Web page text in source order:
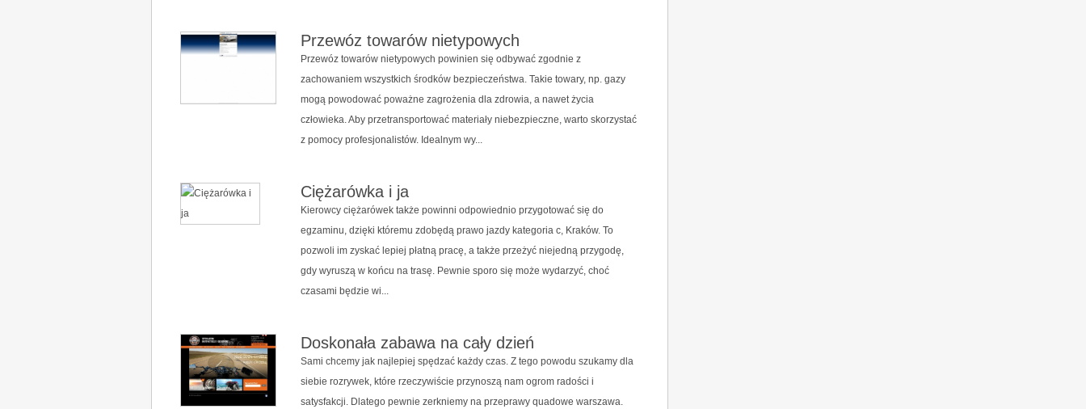
Przewóz towarów nietypowych
Przewóz towarów nietypowych powinien się odbywać zgodnie z
zachowaniem wszystkich środków bezpieczeństwa. Takie towary, np. gazy
mogą powodować poważne zagrożenia dla zdrowia, a nawet życia
człowieka. Aby przetransportować materiały niebezpieczne, warto skorzystać
z pomocy profesjonalistów. Idealnym wy...
Ciężarówka i ja
Kierowcy ciężarówek także powinni odpowiednio przygotować się do
egzaminu, dzięki któremu zdobędą prawo jazdy kategoria c, Kraków. To
pozwoli im zyskać lepiej płatną pracę, a także przeżyć niejedną przygodę,
gdy wyruszą w końcu na trasę. Pewnie sporo się może wydarzyć, choć
czasami będzie wi...
Doskonała zabawa na cały dzień
Sami chcemy jak najlepiej spędzać każdy czas. Z tego powodu szukamy dla
siebie rozrywek, które rzeczywiście przynoszą nam ogrom radości i
satysfakcji. Dlatego pewnie zerkniemy na przeprawy quadowe warszawa.